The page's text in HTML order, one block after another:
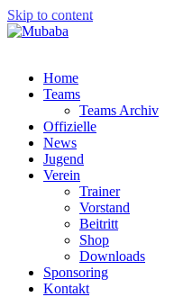
Skip to content
Home
Teams
Teams Archiv
Offizielle
News
Jugend
Verein
Trainer
Vorstand
Beitritt
Shop
Downloads
Sponsoring
Kontakt